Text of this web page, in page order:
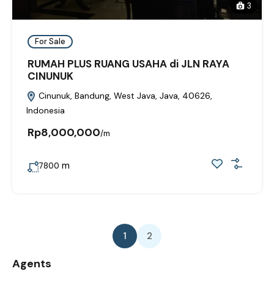
3
For Sale
RUMAH PLUS RUANG USAHA di JLN RAYA
CINUNUK
Cinunuk, Bandung, West Java, Java, 40626,
Indonesia
Rp8,000,000/m
7800 m
1 2
Agents